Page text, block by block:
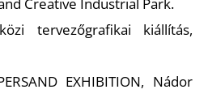
tervezőgrafikai kiállítás,
EXHIBITION, Nádor